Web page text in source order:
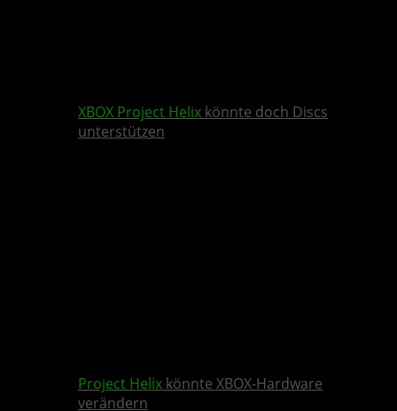
XBOX Project Helix könnte doch Discs
unterstützen
Project Helix könnte XBOX-Hardware
verändern